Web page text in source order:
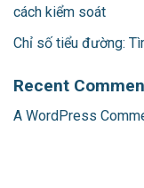
cách kiểm soát
Chỉ số tiểu đường:
Recent
A WordPress